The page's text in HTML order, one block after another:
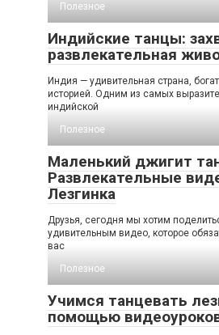
Полезное
Индийские танцы:
развлекательная
Индия — удивительная страна,
историей. Одним из самых
индийской
Полезное
Маленький джигит
Развлекательные
Лезгинка
Друзья, сегодня мы хотим
удивительным видео, которое
вас
Полезное
Учимся танцевать
помощью